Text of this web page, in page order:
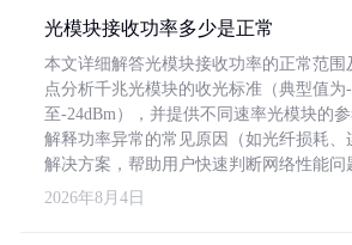
光模块接收功率多少是正常
本文详细解答光模块接收功率的正常范围
点分析千兆光模块的收光标准（典型值为
至-24dBm），并提供不同速率光模块的
解释功率异常的常见原因（如光纤损耗、
解决方案，帮助用户快速判断网络性能问
2026年8月4日